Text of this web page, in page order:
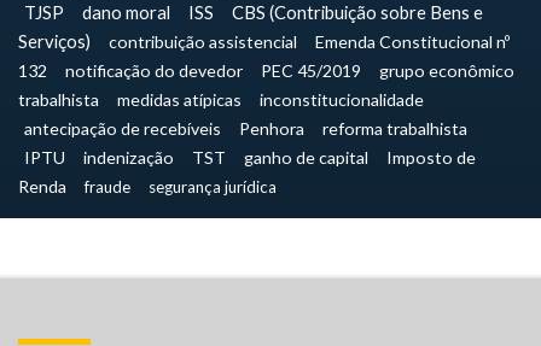
TJSP
dano moral ISS
CBS (Contribuição sobre Bens e
Serviços)
contribuição assistencial
Emenda Constitucional nº
132
notificação do devedor PEC 45/2019
grupo econômico
trabalhista
medidas atípicas
inconstitucionalidade
antecipação de recebíveis
Penhora
reforma trabalhista
IPTU
indenização TST ganho de capital
Imposto de
Renda
fraude segurança jurídica